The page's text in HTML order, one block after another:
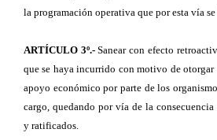
la programación operativa que por esta vía
ARTÍCULO 3º.-Sanear con efecto
que se haya incurrido con motivo de
apoyo económico por parte de los
cargo, quedando por vía de la consecuencia
y ratificados.